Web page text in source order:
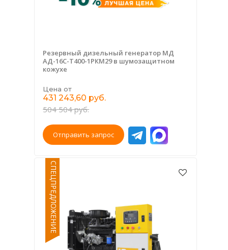
Резервный дизельный генератор МД
АД-16С-Т400-1РКМ29 в шумозащитном
кожухе
Цена от
431 243,60 руб.
504 504 руб.
Отправить запрос
СПЕЦПРЕДЛОЖЕНИЕ